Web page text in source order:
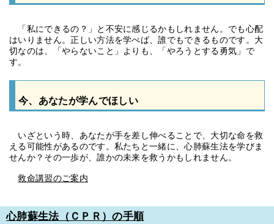
「私にできるの？」と不安に感じるかもしれません。でも心配
はいりません。正しい方法を学べば、誰でもできるものです。大
切なのは、「やらないこと」よりも、「やろうとする勇気」で
す。
今、あなたが学んでほしい
いざという時、あなたが手を差し伸べることで、大切な命を救
える可能性があるのです。私たちと一緒に、心肺蘇生法を学びま
せんか？その一歩が、誰かの未来を救うかもしれません。
救命講習のご案内
心肺蘇生法（ＣＰＲ）の手順